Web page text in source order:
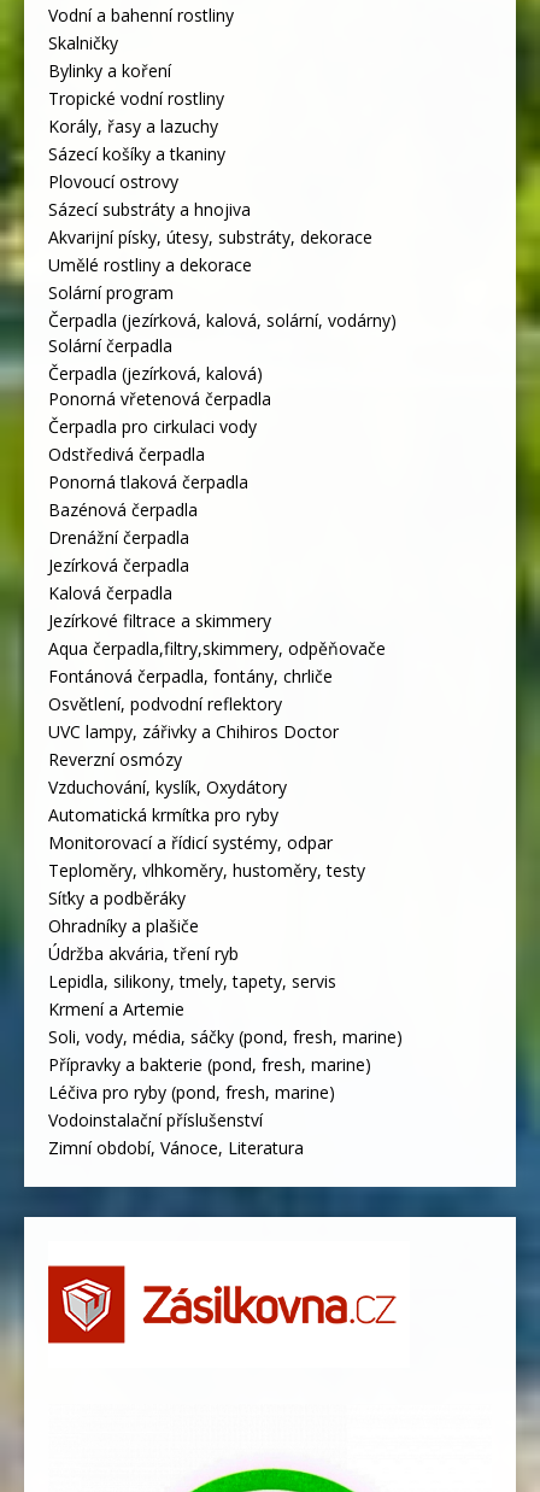
Vodní a bahenní rostliny
Skalničky
Bylinky a koření
Tropické vodní rostliny
Korály, řasy a lazuchy
Sázecí košíky a tkaniny
Plovoucí ostrovy
Sázecí substráty a hnojiva
Akvarijní písky, útesy, substráty, dekorace
Umělé rostliny a dekorace
Solární program
Čerpadla (jezírková, kalová, solární, vodárny)
Solární čerpadla
Čerpadla (jezírková, kalová)
Ponorná vřetenová čerpadla
Čerpadla pro cirkulaci vody
Odstředivá čerpadla
Ponorná tlaková čerpadla
Bazénová čerpadla
Drenážní čerpadla
Jezírková čerpadla
Kalová čerpadla
Jezírkové filtrace a skimmery
Aqua čerpadla,filtry,skimmery, odpěňovače
Fontánová čerpadla, fontány, chrliče
Osvětlení, podvodní reflektory
UVC lampy, zářivky a Chihiros Doctor
Reverzní osmózy
Vzduchování, kyslík, Oxydátory
Automatická krmítka pro ryby
Monitorovací a řídicí systémy, odpar
Teploměry, vlhkoměry, hustoměry, testy
Síťky a podběráky
Ohradníky a plašiče
Údržba akvária, tření ryb
Lepidla, silikony, tmely, tapety, servis
Krmení a Artemie
Soli, vody, média, sáčky (pond, fresh, marine)
Přípravky a bakterie (pond, fresh, marine)
Léčiva pro ryby (pond, fresh, marine)
Vodoinstalační příslušenství
Zimní období, Vánoce, Literatura